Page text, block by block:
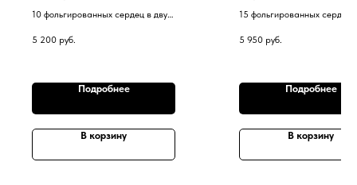
10 фольгированных сердец в двух
см на грузике.
5 200 руб.
Подробнее
В корзину
потолок
15 фольгированных сердец
5 950 руб.
Подробнее
В корзину